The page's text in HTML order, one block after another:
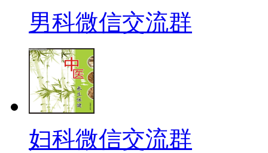
男科微信交流群
妇科微信交流群